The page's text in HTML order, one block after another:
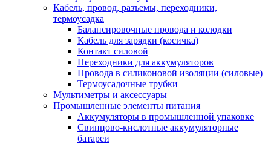
Кабель, провод, разъемы, переходники,
термоусадка
Балансировочные провода и колодки
Кабель для зарядки (косичка)
Контакт силовой
Переходники для аккумуляторов
Провода в силиконовой изоляции (силовые)
Термоусадочные трубки
Мультиметры и аксессуары
Промышленные элементы питания
Аккумуляторы в промышленной упаковке
Свинцово-кислотные аккумуляторные
батареи